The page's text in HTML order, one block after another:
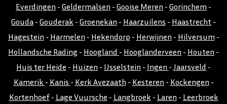
Everdingen - Geldermalsen - Gooise Meren - Gorinchem -
Gouda - Gouderak - Groenekan - Haarzuilens - Haastrecht -
Hagestein - Harmelen - Hekendorp - Herwijnen - Hilversum -
Hollandsche Rading - Hoogland - Hooglanderveen - Houten -
Huis ter Heide - Huizen - IJsselstein - Ingen - Jaarsveld -
Kamerik - Kanis - Kerk Avezaath - Kesteren - Kockengen -
Kortenhoef- Lage Vuursche - Langbroek - Laren - Leerbroek